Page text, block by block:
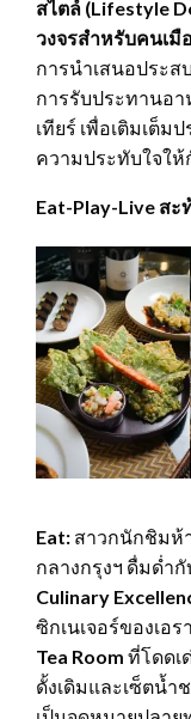
สไตล์ (Lifestyle
วงจรสำหรับคนเมื
การนำเสนอประ
การรับประทานอ
เทียร์ เพื่อเติมเต็
ความประทับใจใ
Eat-Play-Live สะ
Eat: สาวกนักชิมห้
กลางกรุงฯ ดื่มด่ำ
Culinary
ซิกเนเจอร์ของเอ
Tea Room ที่โดดเ
ดั้งเดิมและเซ็ตน้ำ